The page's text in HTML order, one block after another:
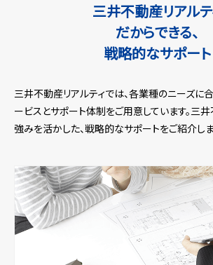
三井不動産リアルテ
だからできる、
戦略的なサポート
三井不動産リアルティでは、各業種のニーズに
ービスとサポート体制をご用意しています。三井
強みを活かした、戦略的なサポートをご紹介しま